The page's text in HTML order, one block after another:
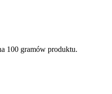
100 gramów produktu.